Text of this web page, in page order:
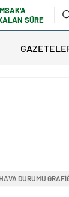
SÜRE
DURUMU